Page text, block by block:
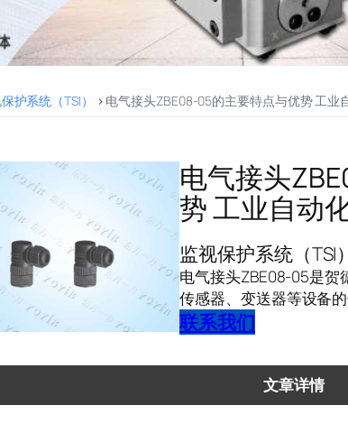
护系统（TSI） > 电气接头ZBE08-05的主要特点与优势 工业
电气接头
势 工业自动
监视保护系统（TSI）
电气接头ZBE08-05是贺
传感器、变送器等设备
联系我们
文章详情